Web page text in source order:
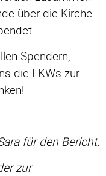
über die Kirche
Spendern,
die LKWs zur
für den Bericht.
zur